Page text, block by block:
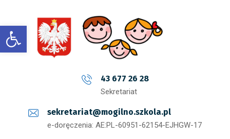
Open toolbar
43 677 26 28
Sekretariat
sekretariat@mogilno.szkola.pl
e-doręczenia: AE:PL-60951-62154-EJHGW-17